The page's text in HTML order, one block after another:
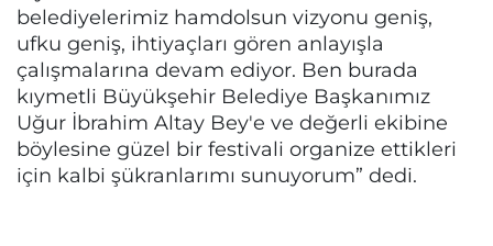
belediyelerimiz hamdolsun vizyonu geniş,
ufku geniş, ihtiyaçları gören anlayışla
çalışmalarına devam ediyor. Ben burada
kıymetli Büyükşehir Belediye Başkanımız
Uğur İbrahim Altay Bey'e ve değerli ekibine
böylesine güzel bir festivali organize ettikleri
için kalbi şükranlarımı sunuyorum” dedi.